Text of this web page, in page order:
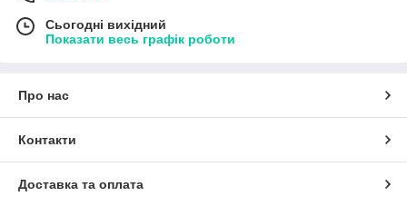
Сьогодні вихідний
Показати весь графік роботи
Про нас
Контакти
Доставка та оплата